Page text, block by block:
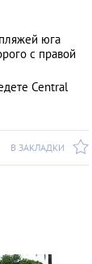
юга
с правой
Central
В ЗАКЛАДКИ